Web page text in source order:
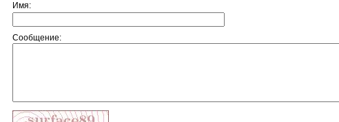
Имя:
Сообщение: